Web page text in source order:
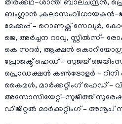
തിരക്കഥ-ശാന്തി
ബംഗ്ലാൻ ,കലാസംവിധായകൻ-
മേക്കപ്പ് – റൊണക്സ് സേവ്യർ,
ജെ, അർച്ചന റാവു, സ്റ്റിൽസ്-
കെ സദർ, ആക്ഷൻ
പ്രോജക്ട് ഹെഡ് – സുജയ്
പ്രൊഡക്ഷൻ കൺട്രോളർ – റിനി
കൈമൾ, മാർക്കറ്റിംഗ് ഹെഡ് –
അസോസിയേറ്റ്-സുജിത്ത്
ഡിജിറ്റൽ മാർക്കറ്റിംഗ് – അനൂപ്